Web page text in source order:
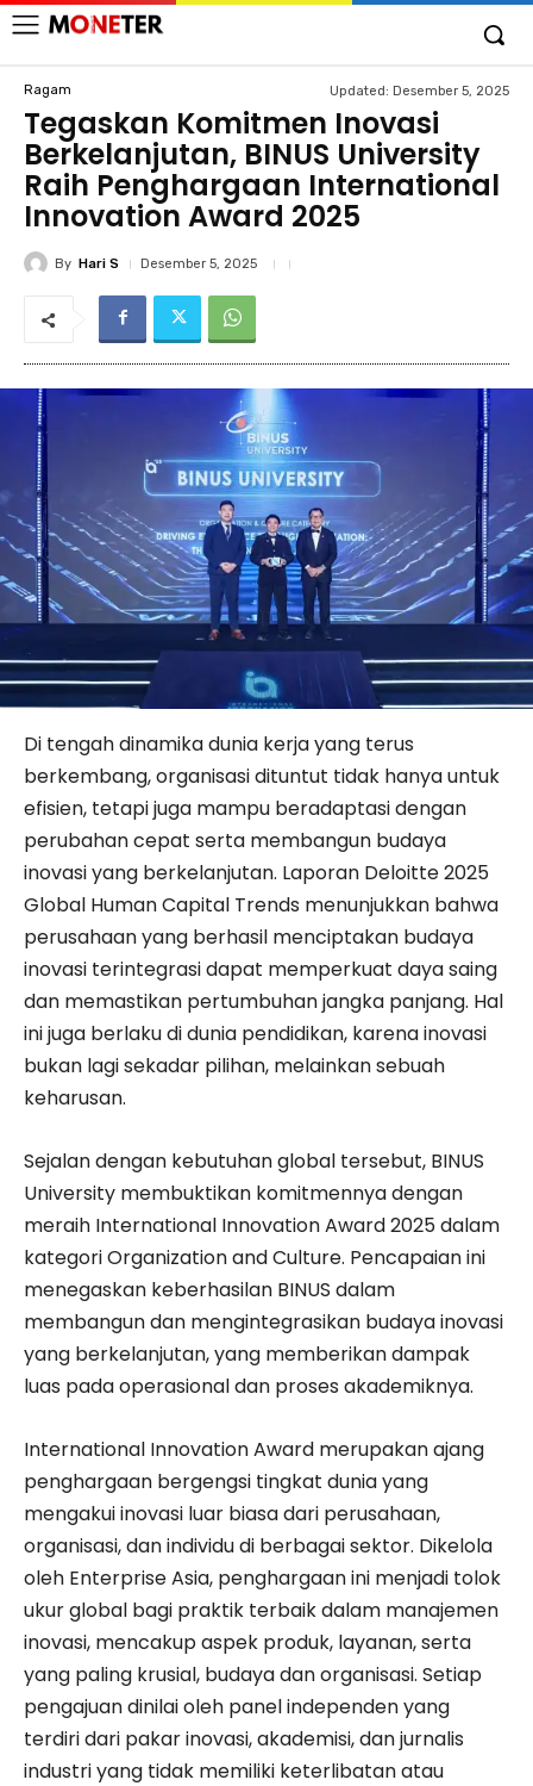
Ragam Updated: Desember 5, 2025
Tegaskan Komitmen Inovasi
Berkelanjutan, BINUS University
Raih Penghargaan International
Innovation Award 2025
By Hari S Desember 5, 2025
Di tengah dinamika dunia kerja yang terus
berkembang, organisasi dituntut tidak hanya untuk
efisien, tetapi juga mampu beradaptasi dengan
perubahan cepat serta membangun budaya
inovasi yang berkelanjutan. Laporan Deloitte 2025
Global Human Capital Trends menunjukkan bahwa
perusahaan yang berhasil menciptakan budaya
inovasi terintegrasi dapat memperkuat daya saing
dan memastikan pertumbuhan jangka panjang. Hal
ini juga berlaku di dunia pendidikan, karena inovasi
bukan lagi sekadar pilihan, melainkan sebuah
keharusan.
Sejalan dengan kebutuhan global tersebut, BINUS
University membuktikan komitmennya dengan
meraih International Innovation Award 2025 dalam
kategori Organization and Culture. Pencapaian ini
menegaskan keberhasilan BINUS dalam
membangun dan mengintegrasikan budaya inovasi
yang berkelanjutan, yang memberikan dampak
luas pada operasional dan proses akademiknya.
International Innovation Award merupakan ajang
penghargaan bergengsi tingkat dunia yang
mengakui inovasi luar biasa dari perusahaan,
organisasi, dan individu di berbagai sektor. Dikelola
oleh Enterprise Asia, penghargaan ini menjadi tolok
ukur global bagi praktik terbaik dalam manajemen
inovasi, mencakup aspek produk, layanan, serta
yang paling krusial, budaya dan organisasi. Setiap
pengajuan dinilai oleh panel independen yang
terdiri dari pakar inovasi, akademisi, dan jurnalis
industri yang tidak memiliki keterlibatan atau